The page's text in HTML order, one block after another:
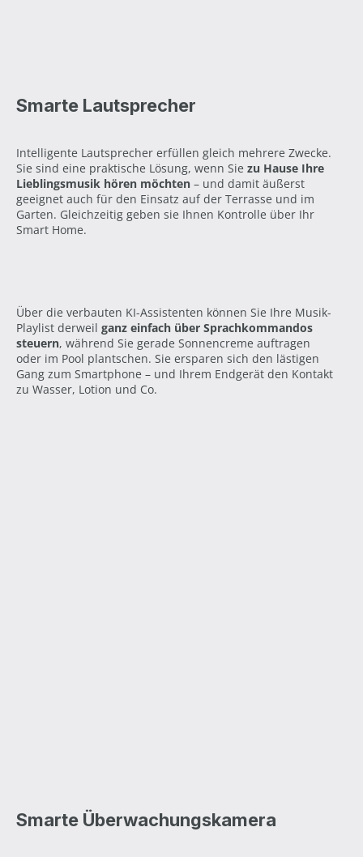
Smarte Lautsprecher
Intelligente Lautsprecher erfüllen gleich mehrere Zwecke.
Sie sind eine praktische Lösung, wenn Sie zu Hause Ihre
Lieblingsmusik hören möchten – und damit äußerst
geeignet auch für den Einsatz auf der Terrasse und im
Garten. Gleichzeitig geben sie Ihnen Kontrolle über Ihr
Smart Home.
Über die verbauten KI-Assistenten können Sie Ihre Musik-
Playlist derweil ganz einfach über Sprachkommandos
steuern, während Sie gerade Sonnencreme auftragen
oder im Pool plantschen. Sie ersparen sich den lästigen
Gang zum Smartphone – und Ihrem Endgerät den Kontakt
zu Wasser, Lotion und Co.
Smarte Überwachungskamera